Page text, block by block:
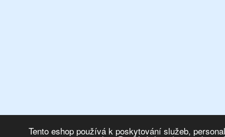
Tento eshop používá k poskytování služeb,